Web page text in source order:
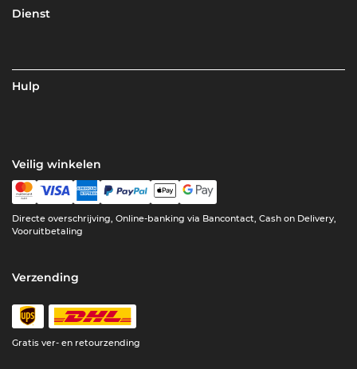
Dienst
Hulp
Veilig winkelen
Directe overschrijving, Online-banking via Bancontact, Cash on Delivery,
Vooruitbetaling
Verzending
Gratis ver- en retourzending